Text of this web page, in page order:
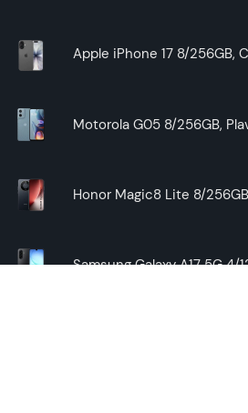
Apple iPhone 17 8/256GB,
Motorola G05 8/256GB,
Honor Magic8 Lite 8/
Samsung Galaxy A17 5G 4/